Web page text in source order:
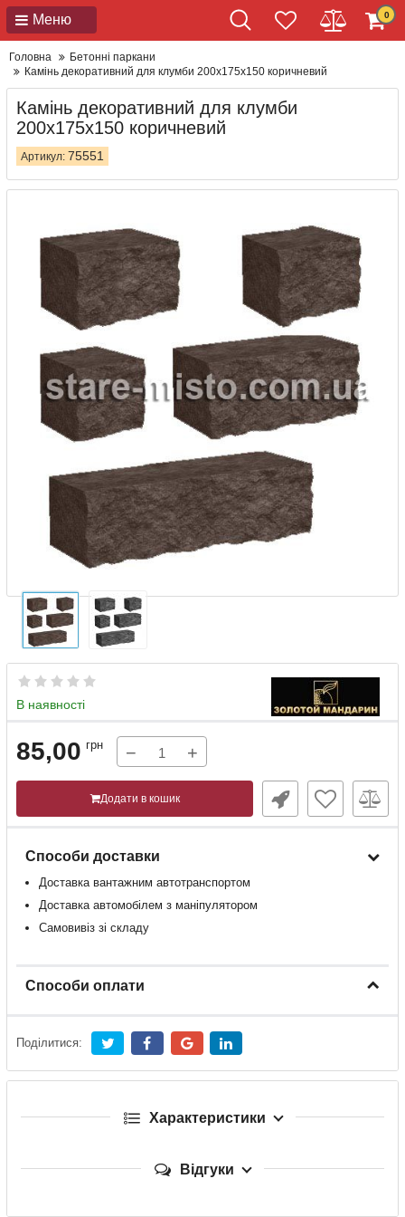
Меню 0
Головна
Бетонні паркани
Камінь декоративний для клумби 200x175x150 коричневий
Камінь декоративний для клумби
200x175x150 коричневий
Артикул: 75551
В наявності
85,00 грн − +
Додати в кошик
Способи доставки
Доставка вантажним автотранспортом
Доставка автомобілем з маніпулятором
Самовивіз зі складу
Способи оплати
Поділитися:
Характеристики
Відгуки